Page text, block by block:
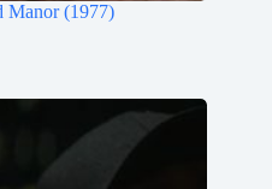
Manor (1977)